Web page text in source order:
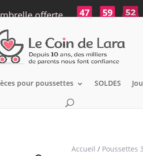
offerte 47 59 52
pour poussettes SOLDES
Accueil / Poussettes